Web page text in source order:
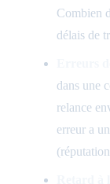
Combien
délais de
dans une
relance
erreur a